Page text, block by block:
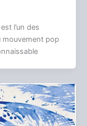
l’un des
mouvement pop